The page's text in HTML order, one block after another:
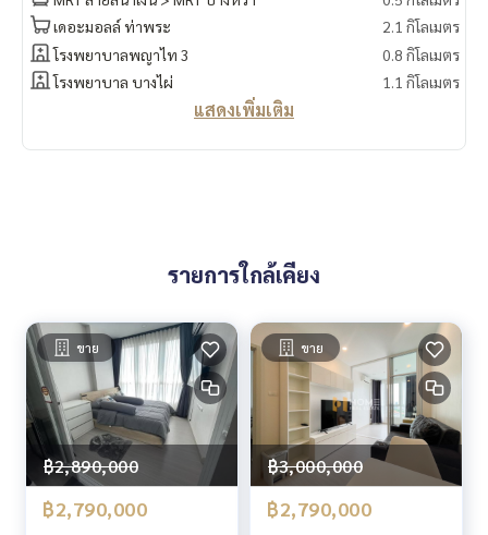
จากราคา 3.8 ล้าน
🔥 เหลือเพียง 3.5 ล้านบาท !! (ค่าโอน 50/50) 🔥
🔥 ผ่อนเริ่มต้น เพียง 18,500 บาท / เดือน 🔥
** บริการสินเชื่อฟรี! เลือกได้ทุกธนาคาร **
LINE: @homethailand
✔️ ที่ปรึกษามืออาชีพ ประสบการณ์มากกว่า 6 ปี
✔️ ข้อมูลเชิงลึกโดยผู้เชี่ยวชาญในพื้นที่
✔️ รับฝากขาย รับซื้อ ขายฝาก จำนอง
📲 Follow us:
www.homerealestateservices.co.th
"HOME - Real Estate Services"
Facebook | IG | TikTok | YouTube
เดอะมอลล์ ท่าพระ
2.1 กิโลเมตร
โรงพยาบาลพญาไท 3
0.8 กิโลเมตร
โรงพยาบาล บางไผ่
1.1 กิโลเมตร
แสดงเพิ่มเติม
รายการใกล้เคียง
ขาย
฿2,890,000
฿2,790,000
ขาย
฿3,000,000
฿2,790,000